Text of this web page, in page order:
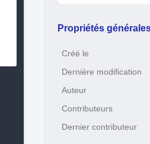
Propriétés
Créé le
Dernière modification
Auteur
Contributeurs
Dernier contributeur